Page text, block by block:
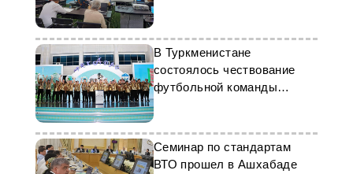
вопросам криосферы
В Туркменистане
состоялось чествование
футбольной команды
«Arkadag»
Семинар по стандартам
ВТО прошел в Ашхабаде